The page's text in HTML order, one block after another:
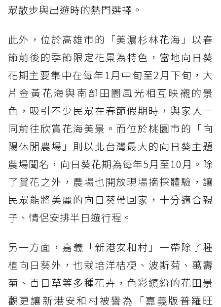
眾散步與出遊時的熱門選擇。
此外，位於高雄市的「美濃杉林花海」以春
節前後的季節限定花景為特色，當地向日葵
花期主要集中在每年1月中旬至2月下旬，大
片金黃花海與南部田園風光相互映襯的景
色，吸引不少民眾在春節假期時，與家人一
同前往欣賞花海美景。而位於桃園市的「向
陽休閒農場」則以北台灣最大的向日葵主題
農場聞名，向日葵花期為每年5月至10月。除
了賞花之外，農場也開放現場摘採體驗，讓
民眾能將美麗的向日葵帶回家，十分適合親
子、情侶安排半日遊行程。
另一方面，嘉義「新港安和村」一帶除了種
植向日葵外，也栽培洋桔梗、波斯菊、萬壽
菊、百日草等多種花卉，色彩繽紛的花田景
觀更讓新港安和村被譽為「嘉義版普羅旺